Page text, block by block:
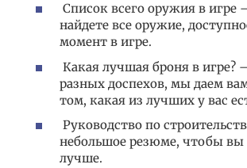
Список всего оружия в игре
найдете все оружие,
момент в игре.
Какая лучшая броня в игре?
разных доспехов, мы даем
том, какая из лучших у вас
Руководство по
небольшое резюме, чтобы вы
лучше.